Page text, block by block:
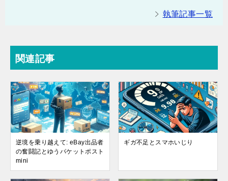
執筆記事一覧
関連記事
逆境を乗り越えて: eBay出品者
の奮闘記とゆうパケットポスト
mini
ギガ不足とスマホいじり